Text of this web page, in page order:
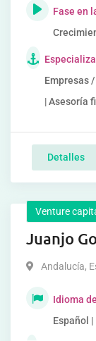
Fase en
Empresas
| Asesoría
Detalles
Venture
Juanjo
Andalucía,
Idioma
Español